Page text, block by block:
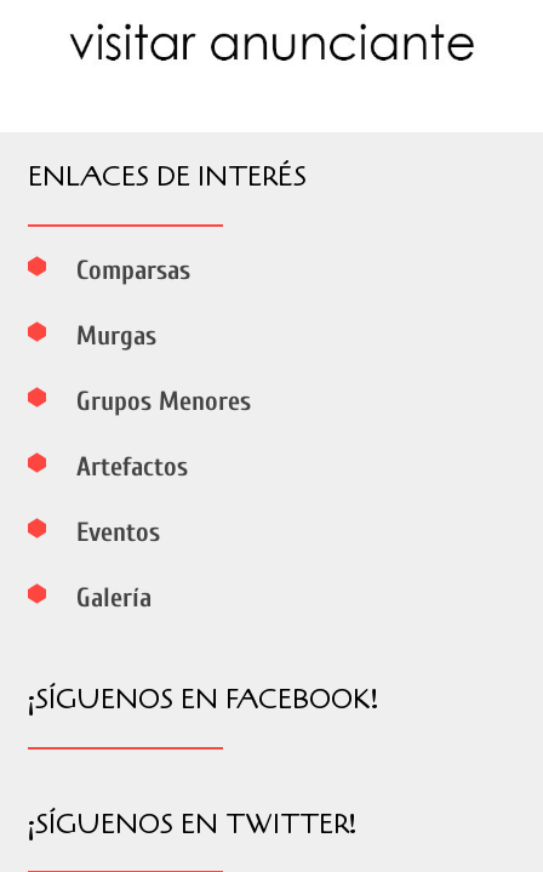
ENLACES DE INTERÉS
Comparsas
Murgas
Grupos Menores
Artefactos
Eventos
Galería
¡SÍGUENOS EN FACEBOOK!
¡SÍGUENOS EN TWITTER!